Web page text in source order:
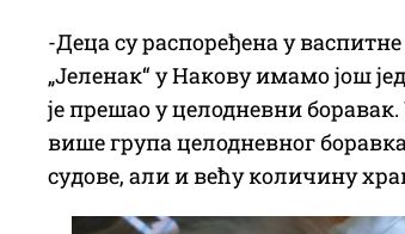
-Деца су распоређена у
„Јеленак“ у Накову имамо још
је прешао у целодневни
више група целодневног
судове, али и већу количину